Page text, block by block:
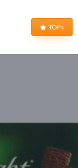
TOPs